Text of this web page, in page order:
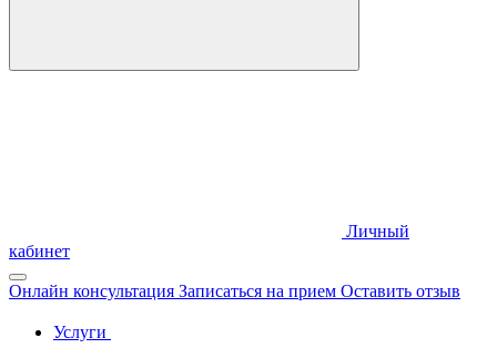
Личный
кабинет
Онлайн консультация Записаться на прием Оставить отзыв
Услуги